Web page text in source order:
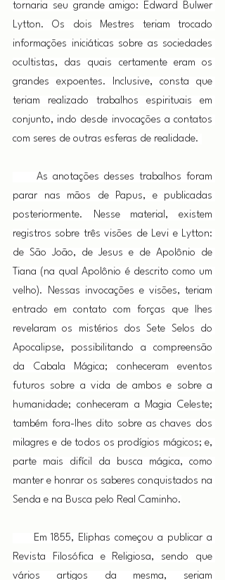
tornaria seu grande amigo: Edward Bulwer
Lytton. Os dois Mestres teriam trocado
informações iniciáticas sobre as sociedades
ocultistas, das quais certamente eram os
grandes expoentes. Inclusive, consta que
teriam realizado trabalhos espirituais em
conjunto, indo desde invocações a contatos
com seres de outras esferas de realidade.
As anotações desses trabalhos foram
parar nas mãos de Papus, e publicadas
posteriormente. Nesse material, existem
registros sobre três visões de Levi e Lytton:
de São João, de Jesus e de Apolônio de
Tiana (na qual Apolônio é descrito como um
velho). Nessas invocações e visões, teriam
entrado em contato com forças que lhes
revelaram os mistérios dos Sete Selos do
Apocalipse, possibilitando a compreensão
da Cabala Mágica; conheceram eventos
futuros sobre a vida de ambos e sobre a
humanidade; conheceram a Magia Celeste;
também fora-lhes dito sobre as chaves dos
milagres e de todos os prodígios mágicos; e,
parte mais difícil da busca mágica, como
manter e honrar os saberes conquistados na
Senda e na Busca pelo Real Caminho.
Em 1855, Eliphas começou a publicar a
Revista Filosófica e Religiosa, sendo que
vários artigos da mesma, seriam